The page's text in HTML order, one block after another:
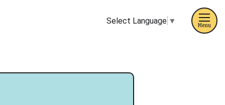
Select Language ▼
Menu